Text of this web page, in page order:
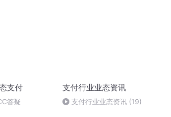
支付
答疑
支付行业业态资讯
支付行业业态资讯 (19)